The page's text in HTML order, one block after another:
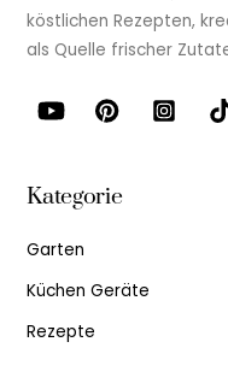
köstlichen Rezepten,
als Quelle frischer
Kategorie
Garten
Küchen Geräte
Rezepte